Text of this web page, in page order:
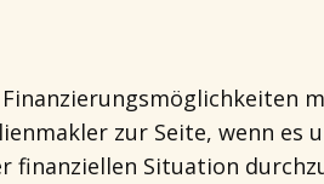
zur Seite, wenn es
finanziellen Situation